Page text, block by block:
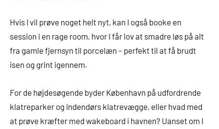
Hvis I vil prøve noget helt nyt, kan I også booke en
session i en rage room, hvor I får lov at smadre løs på alt
fra gamle fjernsyn til porcelæn – perfekt til at få brudt
isen og grint igennem.
For de højdesøgende byder København på udfordrende
klatreparker og indendørs klatrevægge, eller hvad med
at prøve kræfter med wakeboard i havnen? Uanset om I